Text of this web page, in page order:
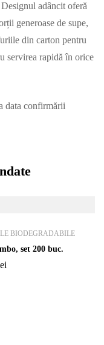
adâncit oferă
generoase de supe,
din carton pentru
servirea rapidă în orice
data confirmării
BIODEGRADABILE
set 200 buc.